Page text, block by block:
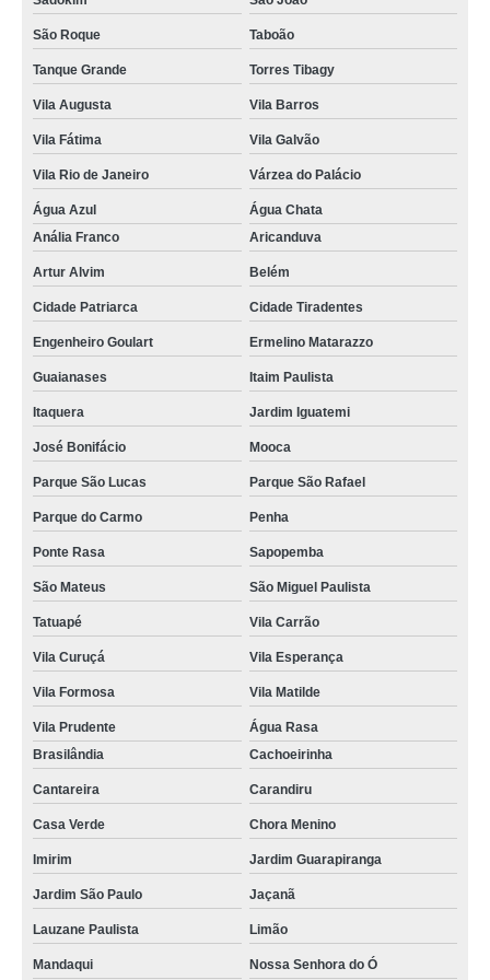
empresa de manutenção portão de garagem em Guarulhos
empresa de manutenção portão automático na Água Azul
manutenções portão automático na Vila Formosa
quanto custa manutenção para portão na Chora Menino
onde encontrar manutenção de portão no Parque Peruche
manutenção de portão de correr preço no Jardim Tranquilidade
quanto custa manutenção de portões basculantes no Jardim Tranquilidade
manutenção para portão preço na Nossa Senhora do Ó
empresa de manutenção para portão em Sapopemba
empresa de manutenção de portão de correr em Itaquera
manutenção de portão na Água Azul
manutenções portão deslizante na Cocaia
quanto custa manutenção portão eletrônico na Água Azul
quanto custa manutenção de portão na Vila Formosa
onde encontrar manutenção de portão na Vila Fátima
empresa de manutenção de portão em são paulo no Jardim Vila Galvão
manutenção de portões industriais na Vila Prudente
manutenção de portão preço no Jardim Fortaleza
empresa de manutenção de portão na Maia
quanto custa manutenção de portões industriais na Água Chata
manutenções de portão de correr no Mandaqui
São Roque Taboão
Tanque Grande Torres Tibagy
Vila Augusta Vila Barros
Vila Fátima Vila Galvão
Vila Rio de Janeiro Várzea do Palácio
Água Azul
Água Chata
Anália Franco
Aricanduva
Artur Alvim Belém
Cidade Patriarca Cidade Tiradentes
Engenheiro Goulart Ermelino Matarazzo
Guaianases Itaim Paulista
Itaquera Jardim Iguatemi
José Bonifácio Mooca
Parque São Lucas Parque São Rafael
Parque do Carmo Penha
Ponte Rasa Sapopemba
São Mateus São Miguel Paulista
Tatuapé Vila Carrão
Vila Curuçá Vila Esperança
Vila Formosa Vila Matilde
Vila Prudente
Água Rasa
Brasilândia
Cachoeirinha
Cantareira Carandiru
Casa Verde Chora Menino
Imirim Jardim Guarapiranga
Jardim São Paulo Jaçanã
Lauzane Paulista Limão
Mandaqui Nossa Senhora do Ó